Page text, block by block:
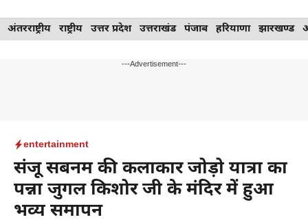
Skip
to
अंतरराष्ट्रीय राष्ट्रीय उत्तर प्रदेश उत्तराखंड पंजाब हरियाणा झारखण्ड
---Advertisement---
entertainment
संजू सबनम की कलाकार जोड़ो यात्रा का
पन्ना जुगल किशोर जी के मंदिर में हुआ
भव्य समापन